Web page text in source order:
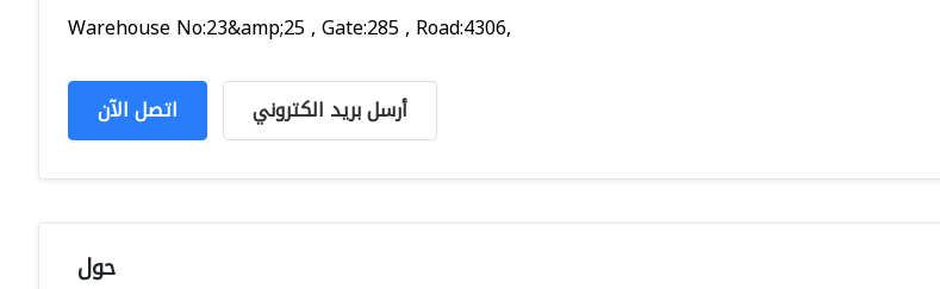
Warehouse No:23&amp;25 , Gate:285 , Road:4306,
اتصل الآن أرسل بريد الكتروني
حول